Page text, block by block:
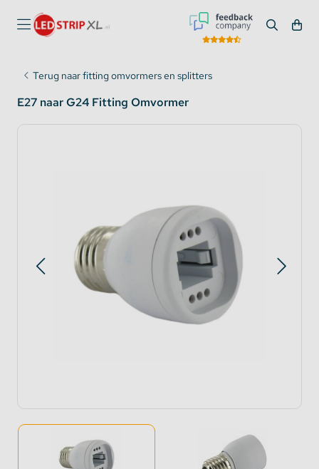
Terug naar fitting omvormers en splitters
E27 naar G24 Fitting Omvormer